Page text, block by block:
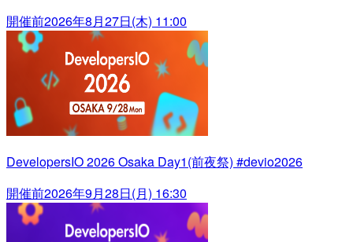
開催前2026年8月27日(木) 11:00
DevelopersIO 2026 Osaka Day1(前夜祭) #devio2026
開催前2026年9月28日(月) 16:30